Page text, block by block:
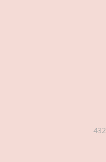
432